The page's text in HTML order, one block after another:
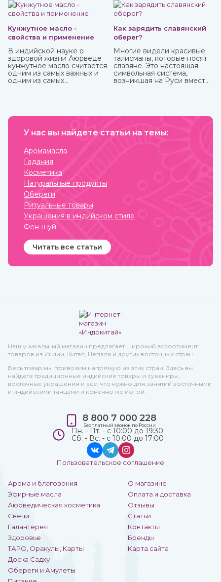
Присутствующие в ней специи и их сочетания
подобраны специально таким образом, чтобы не только
придавать удивительные вкусовые свойства блюдам, но
и оказывать благотворное влияние на организм.
Кунжутное масло -
свойства и применение
В индийской науке о
здоровой жизни Аюрведе
кунжутное масло считается
одним из самых важных и
одним из самых
применения.
Как зарядить славянский
оберег?
Многие видели красивые
талисманы, которые носят
славяне. Это настоящая
символьная система,
возникшая на Руси вместе
одежду, предметы
архитектуру жилищ. Таким
У нас вы найдете статьи на темы:
Аромамасла
Гадания
Косметика
Натуральные продукты
Обереги
Ритуальные товары
Украшения в индийском стиле
Фен-шуй
Читать все статьи
Наш уникальный магазин предлагает широкий ассортимент
товаров из Индии, Китая, Непала и других восточных стран.
Весь товар мы привозим напрямую из этих стран. Здесь вы
найдете традиционные индийские товары и сувениры,
восточные украшения и все, что нужно для занятий восточными
и индийскими танцами и конечно же йогой.
Арома и благовония
Эфирные масла
Аюрведическая косметика
Свечи
Галантерея
Здоровье
ТАРО, Оракулы, Карты
Доска Садху
Обереги и Амулеты
О магазине
Оплата и доставка
Отзывы
Статьи
Контакты
Бренды
Карта сайта
8 800 7 000 228
Бесплатный звонок по России
Пн. - Пт. - с 10:00 до 19:30
Сб. - Вс. - с 10:00 до 17:00
Пользовательское соглашение